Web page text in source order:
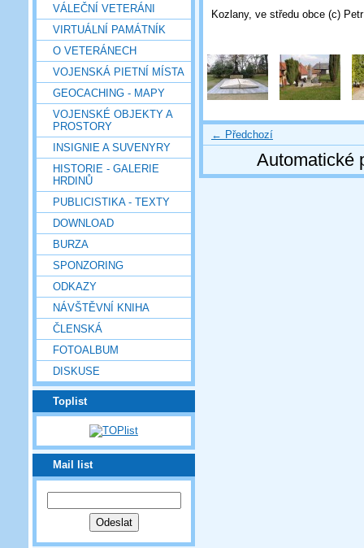
VÁLEČNÍ VETERÁNI
VIRTUÁLNÍ PAMÁTNÍK
O VETERÁNECH
VOJENSKÁ PIETNÍ MÍSTA
GEOCACHING - MAPY
VOJENSKÉ OBJEKTY A
PROSTORY
INSIGNIE A SUVENYRY
HISTORIE - GALERIE
HRDINŮ
PUBLICISTIKA - TEXTY
DOWNLOAD
BURZA
SPONZORING
ODKAZY
NÁVŠTĚVNÍ KNIHA
ČLENSKÁ
FOTOALBUM
DISKUSE
Toplist
Mail list
Kozlany, ve středu obce (c)
← Předchozí
Automatické